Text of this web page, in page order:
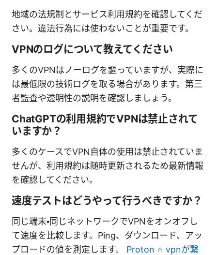
地域の法規制とサービス利用規約を確認してくだ
さい。違法行為には使わないことが重要です。
VPNのログについて教えてください
多くのVPNはノーログを謳っていますが、実際に
は最低限の技術ログを取る場合があります。第三
者監査や透明性の説明を確認しましょう。
ChatGPTの利用規約でVPNは禁止されて
いますか？
多くのケースでVPN自体の使用は禁止されていま
せんが、利用規約は随時更新されるため最新情報
を確認してください。
速度テストはどうやって行うべきですか？
同じ端末・同じネットワークでVPNをオンオフし
て速度を比較します。Ping、ダウンロード、アッ
プロードの値を測定します。 Proton ⭐ vpnが繋